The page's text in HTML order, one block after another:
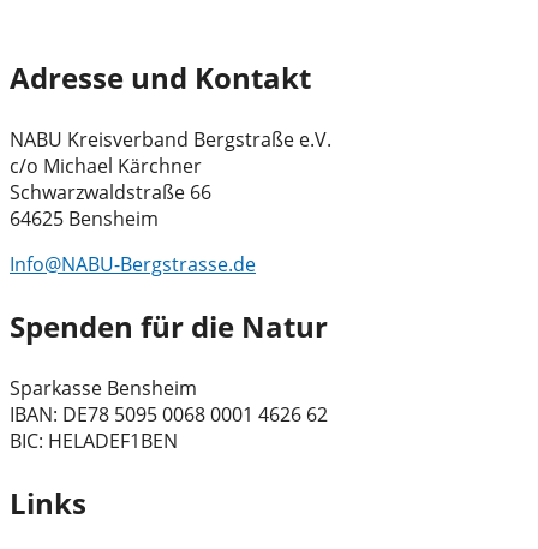
Adresse und Kontakt
NABU Kreisverband Bergstraße e.V.
c/o Michael Kärchner
Schwarzwaldstraße 66
64625 Bensheim
Info@NABU-Bergstrasse.de
Spenden für die Natur
Sparkasse Bensheim
IBAN: DE78 5095 0068 0001 4626 62
BIC: HELADEF1BEN
Links